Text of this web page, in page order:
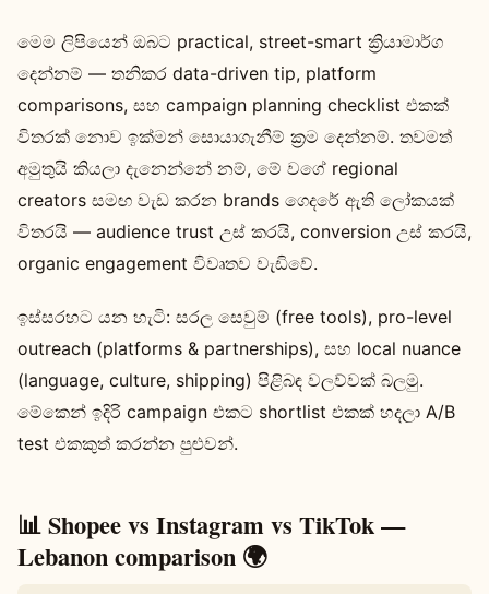
මෙම ලිපියෙන් ඔබට practical, street-smart ක්‍රියාමාර්ග
දෙන්නම් — තනිකර data-driven tip, platform
comparisons, සහ campaign planning checklist එකක්
විතරක් නොව ඉක්මන් සොයාගැනීම් ක්‍රම දෙන්නම්. තවමත්
අමුතුයි කියලා දැනෙන්නේ නම්, මේ වගේ regional
creators සමඟ වැඩ කරන brands ගෙදරේ ඇති ලෝකයක්
විතරයි — audience trust උස් කරයි, conversion උස් කරයි,
organic engagement විවෘතව වැඩිවේ.
ඉස්සරහට යන හැටි: සරල සෙවුම් (free tools), pro-level
outreach (platforms & partnerships), සහ local nuance
(language, culture, shipping) පිළිබඳ වලව්වක් බලමු.
මේකෙන් ඉදිරි campaign එකට shortlist එකක් හදලා A/B
test එකකුත් කරන්න පුළුවන්.
📊 Shopee vs Instagram vs TikTok —
Lebanon comparison 🌍